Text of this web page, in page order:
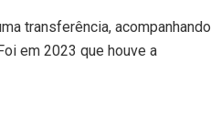
transferência, acompanhando
em 2023 que houve a